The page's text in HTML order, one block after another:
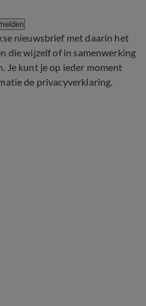
nieuwsbrief met daarin het
die wijzelf of in samenwerking
Je kunt je op ieder moment
de privacyverklaring.